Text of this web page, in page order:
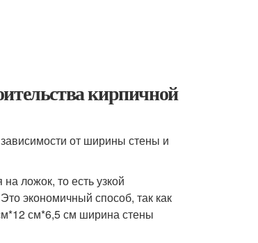
кирпичной
от ширины стены и
ложок, то есть узкой
экономичный способ, так как
см*6,5 см ширина стены